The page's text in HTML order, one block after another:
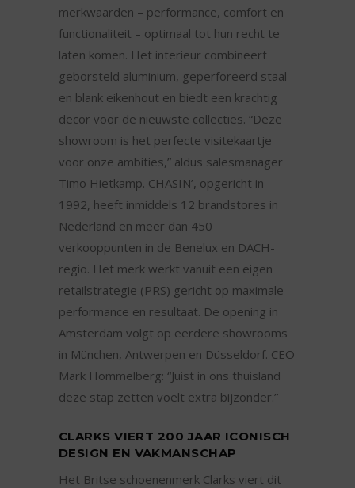
merkwaarden – performance, comfort en
functionaliteit – optimaal tot hun recht te
laten komen. Het interieur combineert
geborsteld aluminium, geperforeerd staal
en blank eikenhout en biedt een krachtig
decor voor de nieuwste collecties. “Deze
showroom is het perfecte visitekaartje
voor onze ambities,” aldus salesmanager
Timo Hietkamp. CHASIN’, opgericht in
1992, heeft inmiddels 12 brandstores in
Nederland en meer dan 450
verkooppunten in de Benelux en DACH-
regio. Het merk werkt vanuit een eigen
retailstrategie (PRS) gericht op maximale
performance en resultaat. De opening in
Amsterdam volgt op eerdere showrooms
in München, Antwerpen en Düsseldorf. CEO
Mark Hommelberg: “Juist in ons thuisland
deze stap zetten voelt extra bijzonder.”
CLARKS VIERT 200 JAAR ICONISCH
DESIGN EN VAKMANSCHAP
Het Britse schoenenmerk Clarks viert dit